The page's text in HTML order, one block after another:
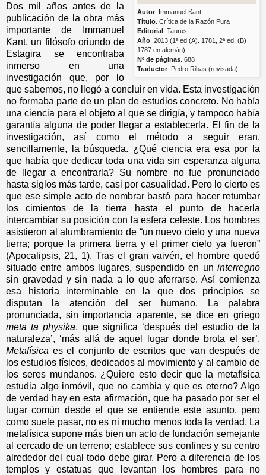
Autor . Immanuel Kant
Título . Crítica de la Razón Pura
Editorial . Taurus
Año . 2013 (1ª ed (A). 1781, 2ª ed. (B)
1787 en alemán)
Nº de páginas . 688
Traductor . Pedro Ribas (revisada)
Dos mil años antes de la
publicación de la obra más
importante de Immanuel
Kant, un filósofo oriundo de
Estagira se encontraba
inmerso en una
investigación que, por lo
que sabemos, no llegó a concluir en vida. Esta investigación
no formaba parte de un plan de estudios concreto. No había
una ciencia para el objeto al que se dirigía, y tampoco había
garantía alguna de poder llegar a establecerla. El fin de la
investigación, así como el método a seguir eran,
sencillamente, la búsqueda. ¿Qué ciencia era esa por la
que había que dedicar toda una vida sin esperanza alguna
de llegar a encontrarla? Su nombre no fue pronunciado
hasta siglos más tarde, casi por casualidad. Pero lo cierto es
que ese simple acto de nombrar bastó para hacer retumbar
los cimientos de la tierra hasta el punto de hacerla
intercambiar su posición con la esfera celeste. Los hombres
asistieron al alumbramiento de “un nuevo cielo y una nueva
tierra; porque la primera tierra y el primer cielo ya fueron”
(Apocalipsis, 21, 1). Tras el gran vaivén, el hombre quedó
situado entre ambos lugares, suspendido en un interregno
sin gravedad y sin nada a lo que aferrarse. Así comienza
esa historia interminable en la que dos principios se
disputan la atención del ser humano. La palabra
pronunciada, sin importancia aparente, se dice en griego
meta ta physika, que significa ‘después del estudio de la
naturaleza’, ‘más allá de aquel lugar donde brota el ser’.
Metafísica es el conjunto de escritos que van después de
los estudios físicos, dedicados al movimiento y al cambio de
los seres mundanos. ¿Quiere esto decir que la metafísica
estudia algo inmóvil, que no cambia y que es eterno? Algo
de verdad hay en esta afirmación, que ha pasado por ser el
lugar común desde el que se entiende este asunto, pero
como suele pasar, no es ni mucho menos toda la verdad. La
metafísica supone más bien un acto de fundación semejante
al cercado de un terreno; establece sus confines y su centro
alrededor del cual todo debe girar. Pero a diferencia de los
templos y estatuas que levantan los hombres para no